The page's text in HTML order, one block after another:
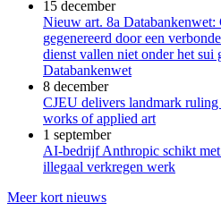
15 december
Nieuw art. 8a Databankenwet:
gegenereerd door een
dienst vallen niet onder het sui
Databankenwet
8 december
CJEU delivers landmark
works of applied art
1 september
AI-bedrijf Anthropic schikt
illegaal verkregen werk
Meer kort nieuws